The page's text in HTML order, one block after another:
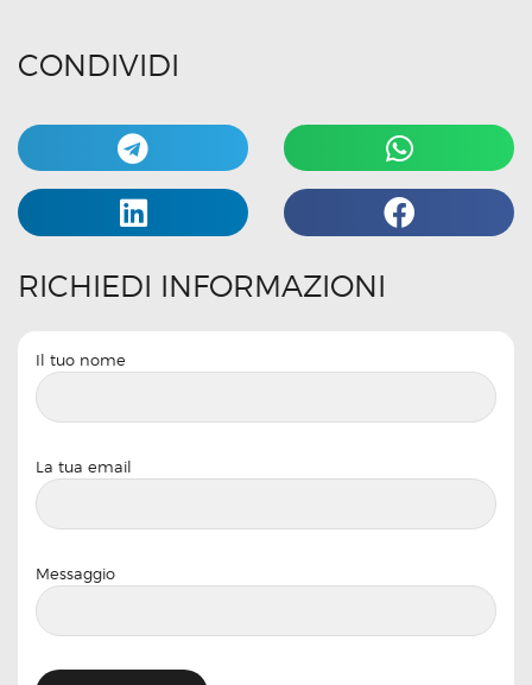
CONDIVIDI
RICHIEDI INFORMAZIONI
Il tuo nome
La tua email
Messaggio